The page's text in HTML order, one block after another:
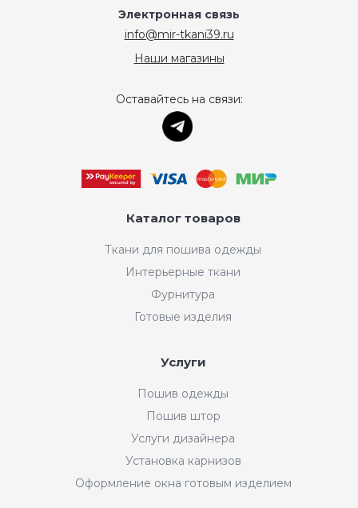
Электронная связь
info@mir-tkani39.ru
Наши магазины
Оставайтесь на связи:
Каталог товаров
Ткани для пошива одежды
Интерьерные ткани
Фурнитура
Готовые изделия
Услуги
Пошив одежды
Пошив штор
Услуги дизайнера
Установка карнизов
Оформление окна готовым изделием